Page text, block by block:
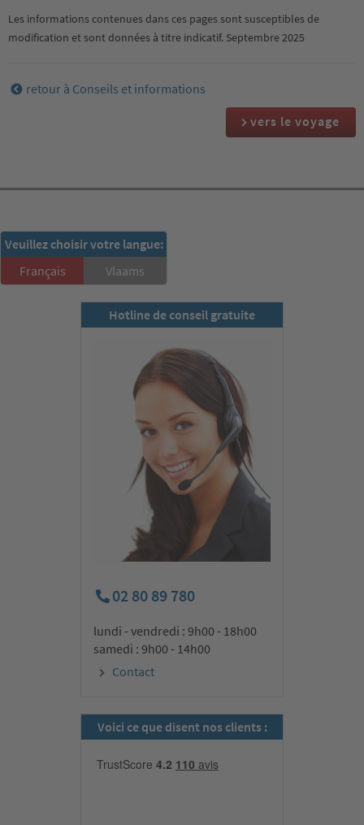
Les informations contenues dans ces pages sont susceptibles de
modification et sont données à titre indicatif. Septembre 2025
retour à Conseils et informations
vers le voyage
Veuillez choisir votre langue:
Français
Vlaams
Hotline de conseil gratuite
02 80 89 780
lundi - vendredi : 9h00 - 18h00
samedi : 9h00 - 14h00
Contact
Voici ce que disent nos clients :